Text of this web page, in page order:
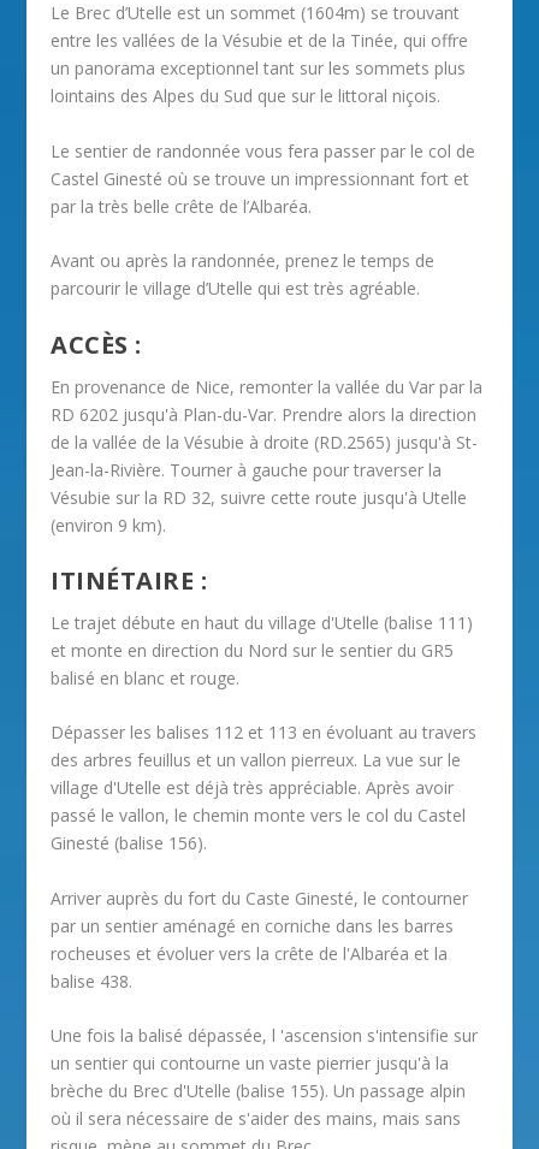
Le Brec d’Utelle est un sommet (1604m) se trouvant
entre les vallées de la Vésubie et de la Tinée, qui offre
un panorama exceptionnel tant sur les sommets plus
lointains des Alpes du Sud que sur le littoral niçois.
Le sentier de randonnée vous fera passer par le col de
Castel Ginesté où se trouve un impressionnant fort et
par la très belle crête de l’Albaréa.
Avant ou après la randonnée, prenez le temps de
parcourir le village d’Utelle qui est très agréable.
ACCÈS :
En provenance de Nice, remonter la vallée du Var par la
RD 6202 jusqu'à Plan-du-Var. Prendre alors la direction
de la vallée de la Vésubie à droite (RD.2565) jusqu'à St-
Jean-la-Rivière. Tourner à gauche pour traverser la
Vésubie sur la RD 32, suivre cette route jusqu'à Utelle
(environ 9 km).
ITINÉTAIRE :
Le trajet débute en haut du village d'Utelle (balise 111)
et monte en direction du Nord sur le sentier du GR5
balisé en blanc et rouge.
Dépasser les balises 112 et 113 en évoluant au travers
des arbres feuillus et un vallon pierreux. La vue sur le
village d'Utelle est déjà très appréciable. Après avoir
passé le vallon, le chemin monte vers le col du Castel
Ginesté (balise 156).
Arriver auprès du fort du Caste Ginesté, le contourner
par un sentier aménagé en corniche dans les barres
rocheuses et évoluer vers la crête de l'Albaréa et la
balise 438.
Une fois la balisé dépassée, l 'ascension s'intensifie sur
un sentier qui contourne un vaste pierrier jusqu'à la
brèche du Brec d'Utelle (balise 155). Un passage alpin
où il sera nécessaire de s'aider des mains, mais sans